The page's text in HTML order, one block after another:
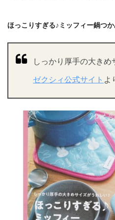
ほっこりすぎる♪ミッフィー鍋つ
しっかり厚手の大きめ
ゼクシィ公式サイト よ